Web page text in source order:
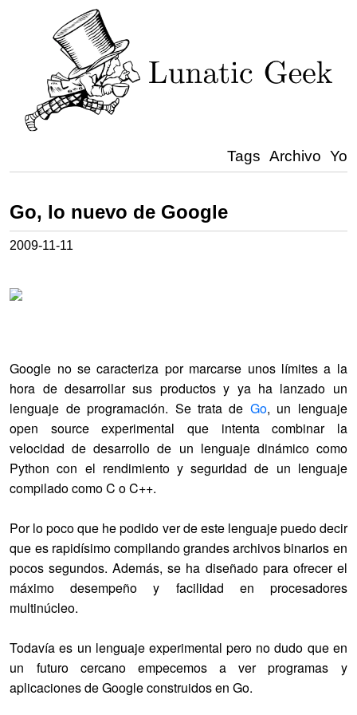
Tags Archivo Yo
Go, lo nuevo de Google
2009-11-11
Google no se caracteriza por marcarse unos límites a la
hora de desarrollar sus productos y ya ha lanzado un
lenguaje de programación. Se trata de Go, un lenguaje
open source experimental que intenta combinar la
velocidad de desarrollo de un lenguaje dinámico como
Python con el rendimiento y seguridad de un lenguaje
compilado como C o C++.
Por lo poco que he podido ver de este lenguaje puedo decir
que es rapidísimo compilando grandes archivos binarios en
pocos segundos. Además, se ha diseñado para ofrecer el
máximo desempeño y facilidad en procesadores
multinúcleo.
Todavía es un lenguaje experimental pero no dudo que en
un futuro cercano empecemos a ver programas y
aplicaciones de Google construidos en Go.